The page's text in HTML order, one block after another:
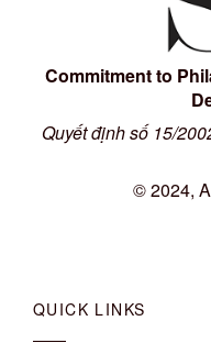
Commitment to
Quyết định số 15/
© 2024,
QUICK LINKS